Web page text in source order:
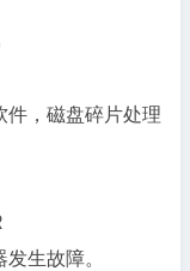
件，磁盘碎片处理
生故障。